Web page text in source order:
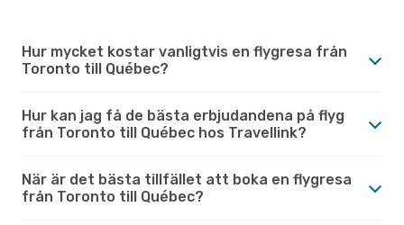
Hur mycket kostar vanligtvis en flygresa från
Toronto till Québec?
Hur kan jag få de bästa erbjudandena på flyg
från Toronto till Québec hos Travellink?
När är det bästa tillfället att boka en flygresa
från Toronto till Québec?